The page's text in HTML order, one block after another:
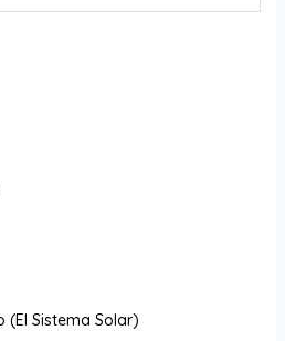
(El Sistema Solar)